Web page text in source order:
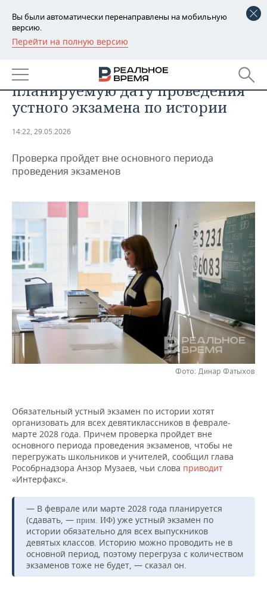
Вы были автоматически перенаправлены на мобильную
версию.
Перейти на полную версию
РЕГИОНЫ
БАШКОРТОСТАН
ТАТАРСТАН
НОВОСТИ
АНАЛИТИКА
ДЕКЛАРАЦИИ О ДОХОДАХ
КОРОЛИ ГОСЗАКАЗА ПФО
КОМУ ПРИНАДЛЕЖАТ
ТОРГОВЫЕ ЦЕНТРЫ
ТАТАРСТАНА
НОВОСТИ ЭКОНОМИКИ
ФИНАНСЫ
БЮДЖЕТ
ИНВЕСТИЦИИ
ПРОМЫШЛЕННОСТЬ
НОВОСТИ
АГРОПРОМ
МАШИНОСТРОЕНИЕ
НЕФТЕХИМИЯ
НЕФТЬ
ОПК
ЭНЕРГЕТИКА
НЕДВИЖИМОСТЬ
НОВОСТИ НЕДВИЖИМОСТИ
НОВОСТИ АВТО
БИЗНЕС
НОВОСТИ БИЗНЕСА
РОЗНИЧНАЯ ТОРГОВЛЯ
ТРАНСПОРТ
УСЛУГИ
ТЕХНОЛОГИИ
НОВОСТИ ТЕХНОЛОГИЙ
IT
МЕДИА
МЕРОПРИЯТИЯ
НОВОСТИ МЕРОПРИЯТИЙ
ВЫЕЗДНАЯ РЕДАКЦИЯ
ОТКРЫТАЯ ЛЕКЦИЯ
СПОРТ
НОВОСТИ СПОРТА
БАСКЕТБОЛ
ВОЛЕЙБОЛ
КИБЕРСПОРТ
ФИГУРНОЕ КАТАНИЕ
ВОДНЫЕ ВИДЫ СПОРТА
ХОККЕЙ С МЯЧОМ
ОБЩЕСТВО
ИНФРАСТРУКТУРА
ИСТОРИЯ
КУЛЬТУРА
МЕДИЦИНА
ОБРАЗОВАНИЕ
ПРОИСШЕСТВИЯ
СПРАВОЧНИК
СПИСОК ПЕРСОН
СПИСОК КОМПАНИЙ
ПОЛНАЯ ВЕРСИЯ
В Рособрнадзоре назвали
планируемую дату проведения
устного экзамена по истории
14:22, 29.05.2026
Проверка пройдет вне основного периода
проведения экзаменов
Фото: Динар Фатыхов
Обязательный устный экзамен по истории хотят
организовать для всех девятиклассников в феврале-
марте 2028 года. Причем проверка пройдет вне
основного периода проведения экзаменов, чтобы не
перегружать школьников и учителей, сообщил глава
Рособрнадзора Анзор Музаев, чьи слова приводит
«Интерфакс».
— В феврале или марте 2028 года планируется
(сдавать, — прим. ИФ) уже устный экзамен по
истории обязательно для всех выпускников
девятых классов. Историю можно проводить не в
основной период, поэтому перегруза с количеством
экзаменов тоже не будет, — сказал он.